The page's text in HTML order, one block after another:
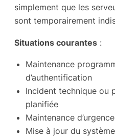
simplement que les
sont temporairement
Situations courantes :
Maintenance
d’authentification
Incident technique ou
planifiée
Maintenance
Mise à jour du